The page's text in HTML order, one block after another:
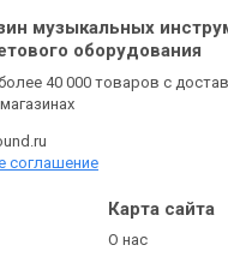
музыкальных
оборудования
40 000 товаров с
соглашение
Карта сайта
О нас